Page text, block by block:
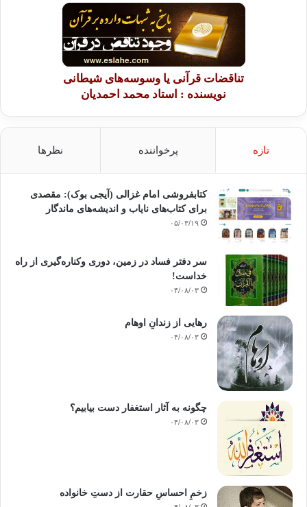
تناقضات قرآنی یا وسوسه‌های شیطانی
نویسنده : استاد محمد احمدیان
تازه پرخواننده نظرها
کتابفروشی امام غزالی (آیجی بوک): مقصدی
برای کتاب‌های نایاب و اندیشه‌های ماندگار
۰۵/۰۳/۱۹
سر دفتر فساد در زمین‌، دوری وکناره‌گیری از راه
خداست‌!
۰۴/۰۸/۰۳
رهایی از زندانِ اوهام
۰۴/۰۸/۰۳
چگونه به آثار استغفار دست بیابیم؟
۰۴/۰۸/۰۳
زخمِ احساسِ حقارت از دستِ خانواده